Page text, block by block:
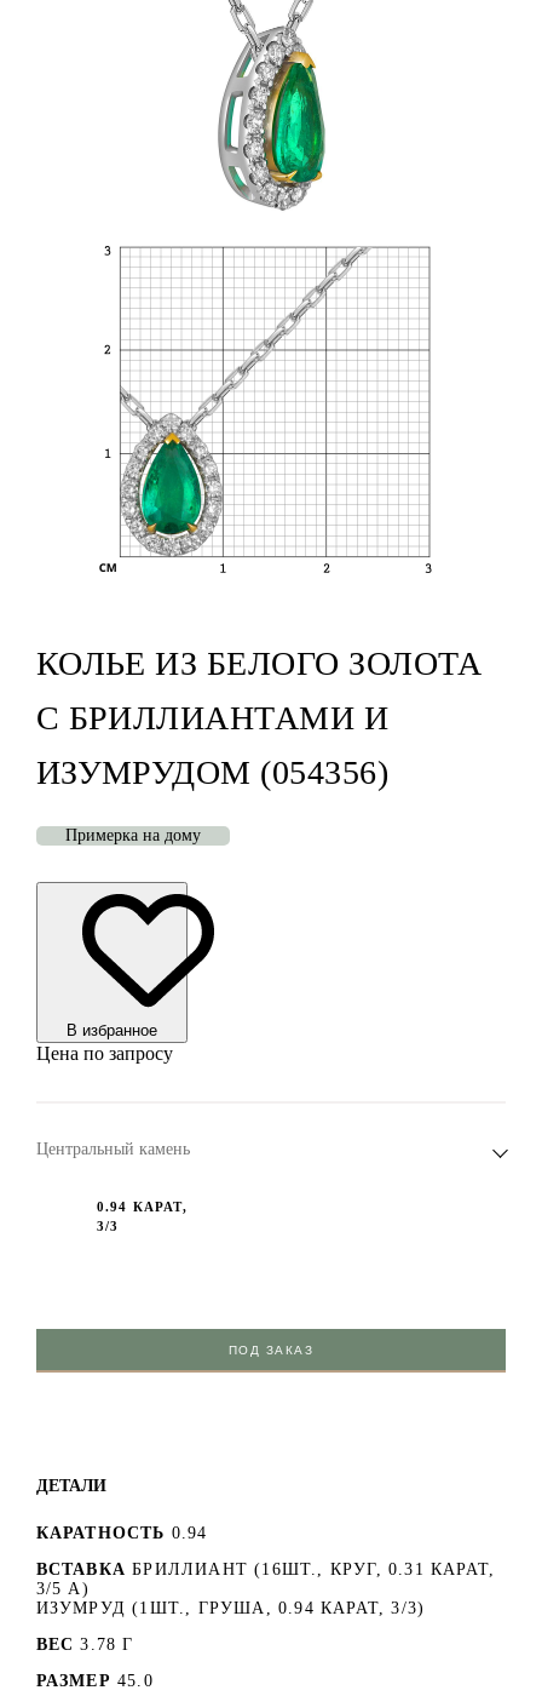
КОЛЬЕ ИЗ БЕЛОГО ЗОЛОТА
С БРИЛЛИАНТАМИ И
ИЗУМРУДОМ (054356)
Примерка на дому
В избранноe
Цена по запросу
Центральный камень
0.94 КАРАТ,
3/3
ПОД ЗАКАЗ
ДЕТАЛИ
КАРАТНОСТЬ 0.94
ВСТАВКА БРИЛЛИАНТ (16ШТ., КРУГ, 0.31 КАРАТ,
3/5 А)
ИЗУМРУД (1ШТ., ГРУША, 0.94 КАРАТ, 3/3)
ВЕС 3.78 Г
РАЗМЕР 45.0